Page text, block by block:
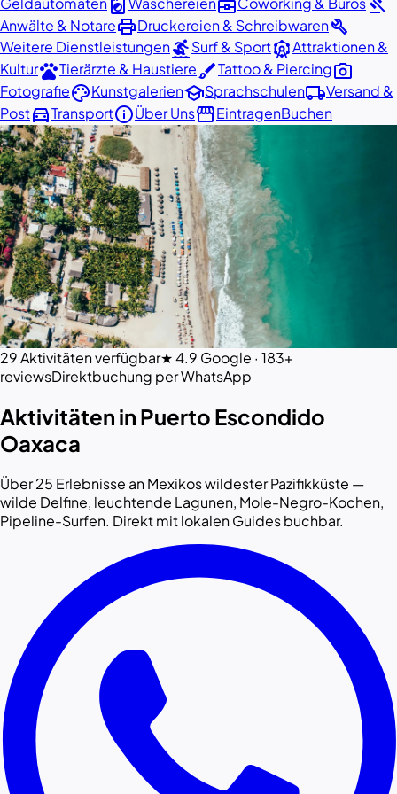
local_laundry_service business_center gavel
Anwälte & NotareprintDruckereien & Schreibwarenbuild
Weitere DienstleistungensurfingSurf & SportattractionsAttraktionen &
KulturpetsTierärzte & HaustierebrushTattoo & Piercingphoto_camera
FotografiepaletteKunstgalerienschoolSprachschulenlocal_shippingVersand &
Postdirections_carTransportinfoÜber UnsstorefrontEintragenBuchen
29 Aktivitäten verfügbar★ 4.9 Google · 183+
reviewsDirektbuchung per WhatsApp
Aktivitäten in Puerto Escondido
Oaxaca
Über 25 Erlebnisse an Mexikos wildester Pazifikküste —
wilde Delfine, leuchtende Lagunen, Mole-Negro-Kochen,
Pipeline-Surfen. Direkt mit lokalen Guides buchbar.